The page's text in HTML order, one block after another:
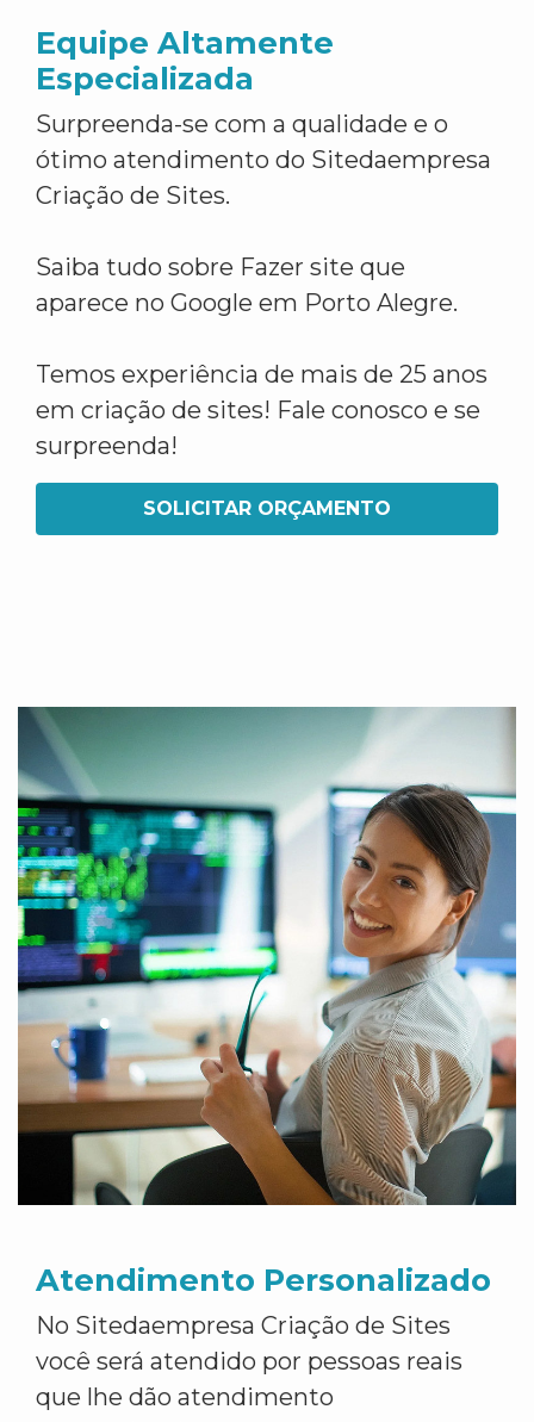
Equipe Altamente
Especializada
Surpreenda-se com a qualidade e o
ótimo atendimento do Sitedaempresa
Criação de Sites.
Saiba tudo sobre Fazer site que
aparece no Google em Porto Alegre.
Temos experiência de mais de 25 anos
em criação de sites! Fale conosco e se
surpreenda!
SOLICITAR ORÇAMENTO
Atendimento Personalizado
No Sitedaempresa Criação de Sites
você será atendido por pessoas reais
que lhe dão atendimento